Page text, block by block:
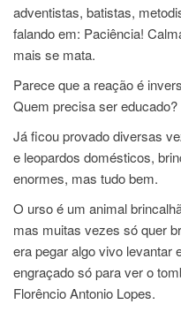
adventistas, batistas,
falando em: Paciência!
mais se mata.
Parece que a reação é
Quem precisa ser
Já ficou provado diversas
e leopardos domésticos,
enormes, mas tudo bem.
O urso é um animal
mas muitas vezes só quer
era pegar algo vivo levantar
engraçado só para ver o
Florêncio Antonio Lopes.